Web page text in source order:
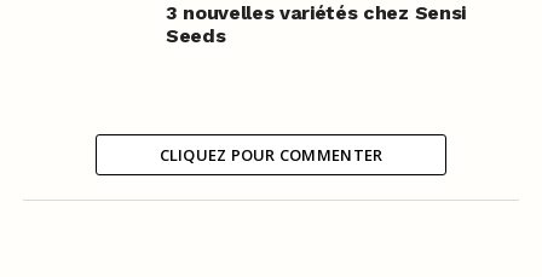
3 nouvelles variétés chez Sensi
Seeds
CLIQUEZ POUR COMMENTER